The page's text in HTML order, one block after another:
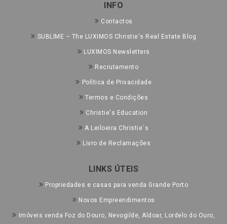
INFO
Contactos
SUBLIME – The LUXIMOS Christie's Real Estate Blog
LUXIMOS Newsletters
Recrutamento
Política de Privacidade
Termos e Condições
Christie's Education
A Leiloeira Christie´s
Livro de Reclamações
LINKS ÚTEIS
Propriedades e casas para venda Grande Porto
Novos Empreendimentos
Imóveis venda Foz do Douro, Nevogilde, Aldoar, Lordelo do Ouro,